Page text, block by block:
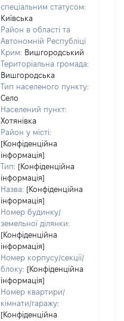
спеціальним статусом:
Київська
Район в області та
Автономній Республіці
Крим: Вишгородський
Територіальна громада:
Вишгородська
Тип населеного пункту:
Село
Населений пункт:
Хотянівка
Район у місті:
[Конфіденційна
інформація]
Тип: [Конфіденційна
інформація]
Назва: [Конфіденційна
інформація]
Номер будинку/
земельної ділянки:
[Конфіденційна
інформація]
Номер корпусу/секції/
блоку: [Конфіденційна
інформація]
Номер квартири/
кімнати/гаражу:
[Конфіденційна